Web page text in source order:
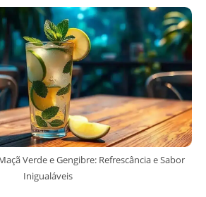
Verde e Gengibre: Refrescância e Sabor
Inigualáveis